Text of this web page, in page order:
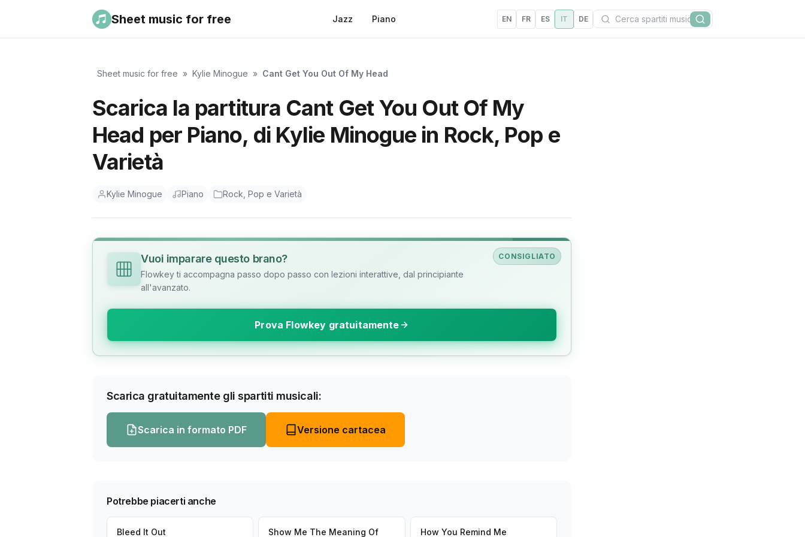
Sheet music for free Jazz Piano EN FR ES IT DE Cerca
Cerca
Sheet music for free » Kylie Minogue » Cant Get You Out Of My Head
Scarica la partitura Cant Get You Out Of My
Head per Piano, di Kylie Minogue in Rock, Pop e
Varietà
Kylie Minogue Piano Rock, Pop e Varietà
CONSIGLIATO
Vuoi imparare questo brano?
Flowkey ti accompagna passo dopo passo con lezioni interattive, dal principiante
all'avanzato.
Prova Flowkey gratuitamente
Scarica gratuitamente gli spartiti musicali:
Scarica in formato PDF Versione cartacea
Potrebbe piacerti anche
Bleed It Out Show Me The Meaning Of How You Remind Me